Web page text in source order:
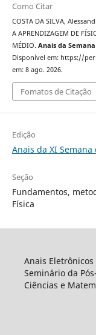
Como Citar
COSTA DA SILVA,
A APRENDIZAGEM DE
MÉDIO. Anais da
Disponível em: https://
em: 8 ago. 2026.
Fomatos de Citação
Edição
Anais da XI
Seção
Fundamentos,
Física
Anais
Seminário da
Ciências e